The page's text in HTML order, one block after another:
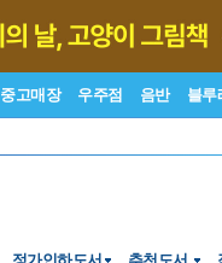
중고매장 우주점 음반 블루